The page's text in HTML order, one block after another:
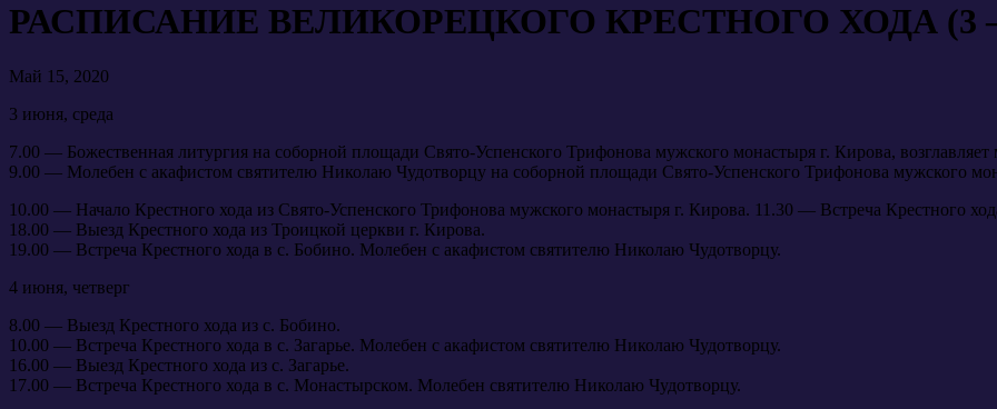
РАСПИСАНИЕ ВЕЛИКОРЕЦКОГО КРЕСТНОГО ХОДА (3 —
Май 15, 2020
3 июня, среда
7.00 — Божественная литургия на соборной площади Свято-Успенского Трифонова мужского монастыря г. Кирова,
9.00 — Молебен с акафистом святителю Николаю Чудотворцу на соборной площади Свято-Успенского Трифонова мужского
10.00 — Начало Крестного хода из Свято-Успенского Трифонова мужского монастыря г. Кирова. 11.30 — Встреча Крестного
18.00 — Выезд Крестного хода из Троицкой церкви г. Кирова.
19.00 — Встреча Крестного хода в с. Бобино. Молебен с акафистом святителю Николаю Чудотворцу.
4 июня, четверг
8.00 — Выезд Крестного хода из с. Бобино.
10.00 — Встреча Крестного хода в с. Загарье. Молебен с акафистом святителю Николаю Чудотворцу.
16.00 — Выезд Крестного хода из с. Загарье.
17.00 — Встреча Крестного хода в с. Монастырском. Молебен святителю Николаю Чудотворцу.